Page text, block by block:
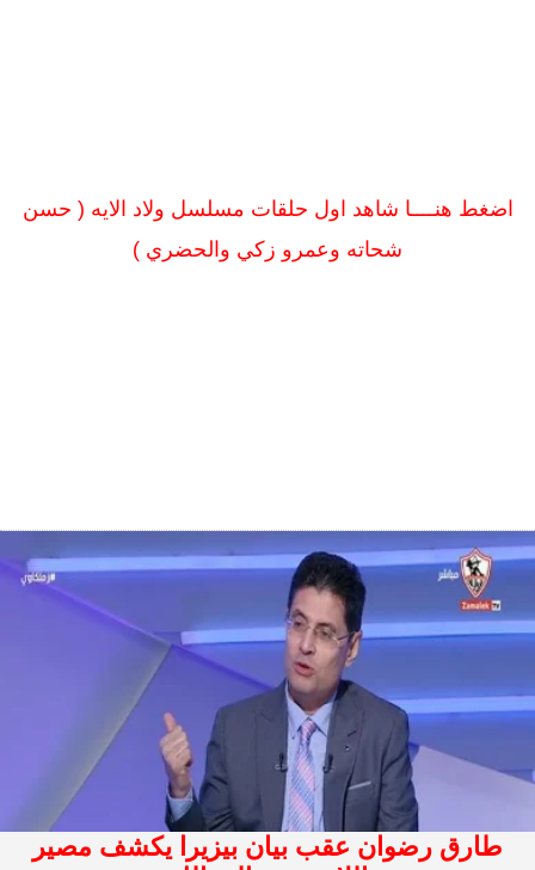
اضغط هنــــا شاهد اول حلقات مسلسل ولاد الايه ( حسن
شحاته وعمرو زكي والحضري )
طارق رضوان عقب بيان بيزيرا يكشف مصير